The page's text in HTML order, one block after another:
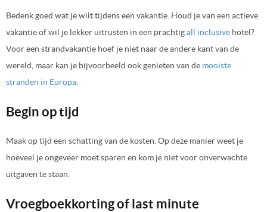
Bedenk goed wat je wilt tijdens een vakantie. Houd je van een actieve
vakantie of wil je lekker uitrusten in een prachtigall inclusive hotel?
Voor een strandvakantie hoef je niet naar de andere kant van de
wereld, maar kan je bijvoorbeeld ook genieten van de mooiste
stranden in Europa
Begin op tijd
Maak op tijd een schatting van de kosten. Op deze manier weet je
hoeveel je ongeveer moet sparen en kom je niet voor onverwachte
uitgaven te staan.
Vroegboekkorting of last minute